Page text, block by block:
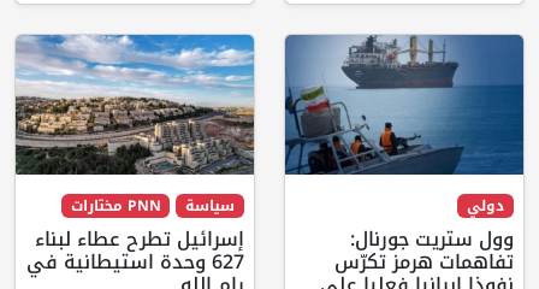
دولي
وول ستريت جورنال:
تفاهمات هرمز تكرّس
سياسة PNN مختارات
إسرائيل تطرح عطاء لبناء
627 وحدة استيطانية في